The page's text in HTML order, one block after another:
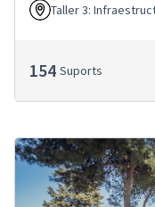
Taller 3:
154 Suports